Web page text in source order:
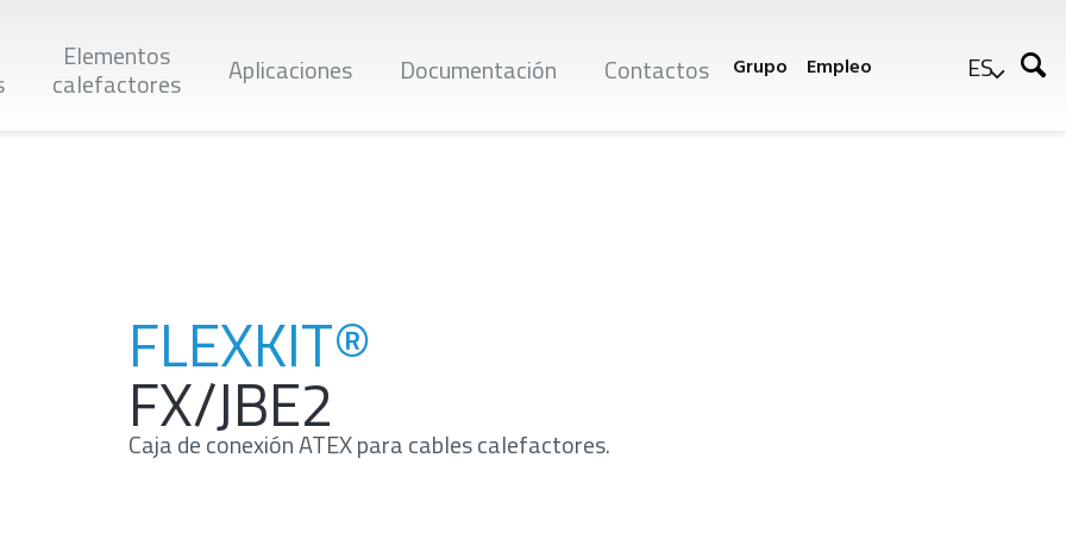
Elementos
calefactores Aplicaciones Documentación Contactos Grupo Empleo ES
FLEXKIT®
FX/JBE2
Caja de conexión ATEX para cables calefactores.